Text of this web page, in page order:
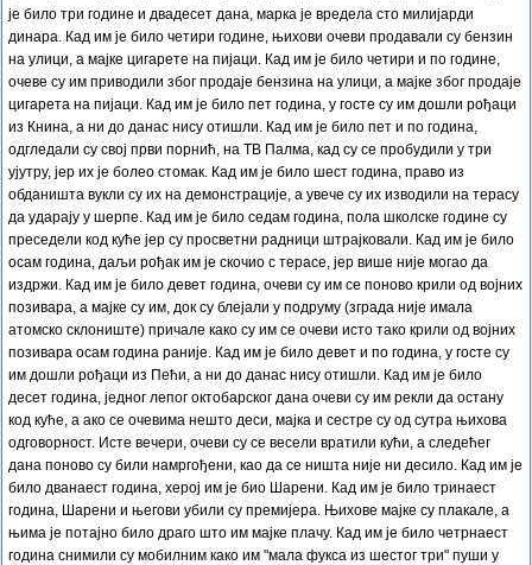
је било три године и двадесет дана, марка је вредела сто милијарди
динара. Кад им је било четири године, њихови очеви продавали су бензин
на улици, а мајке цигарете на пијаци. Кад им је било четири и по године,
очеве су им приводили због продаје бензина на улици, а мајке због продаје
цигарета на пијаци. Кад им је било пет година, у госте су им дошли рођаци
из Книна, а ни до данас нису отишли. Кад им је било пет и по година,
одгледали су свој први порнић, на ТВ Палма, кад су се пробудили у три
ујутру, јер их је болео стомак. Кад им је било шест година, право из
обданишта вукли су их на демонстрације, а увече су их изводили на терасу
да ударају у шерпе. Кад им је било седам година, пола школске године су
преседели код куће јер су просветни радници штрајковали. Кад им је било
осам година, даљи рођак им је скочио с терасе, јер више није могао да
издржи. Кад им је било девет година, очеви су им се поново крили од војних
позивара, а мајке су им, док су блејали у подруму (зграда није имала
атомско склониште) причале како су им се очеви исто тако крили од војних
позивара осам година раније. Кад им је било девет и по година, у госте су
им дошли рођаци из Пећи, а ни до данас нису отишли. Кад им је било
десет година, једног лепог октобарског дана очеви су им рекли да остану
код куће, а ако се очевима нешто деси, мајка и сестре су од сутра њихова
одговорност. Исте вечери, очеви су се весели вратили кући, а следећег
дана поново су били намргођени, као да се ништа није ни десило. Кад им је
било дванаест година, херој им је био Шарени. Кад им је било тринаест
година, Шарени и његови убили су премијера. Њихове мајке су плакале, а
њима је потајно било драго што им мајке плачу. Кад им је било четрнаест
година снимили су мобилним како им "мала фукса из шестог три" пуши у